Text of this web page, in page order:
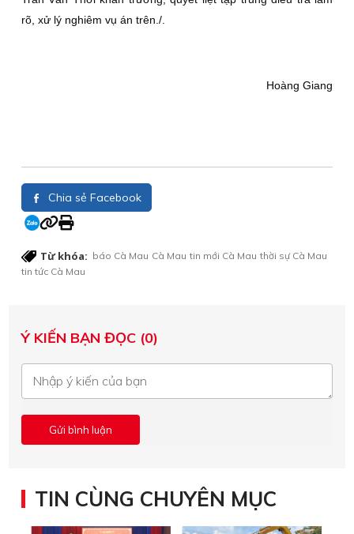
rõ, xử lý nghiêm vụ án trên./.
Hoàng Giang
Chia sẻ Facebook
Từ khóa: báo Cà Mau Cà Mau tin mới Cà Mau thời sự Cà Mau
tin tức Cà Mau
Ý KIẾN BẠN ĐỌC (0)
TIN CÙNG CHUYÊN MỤC